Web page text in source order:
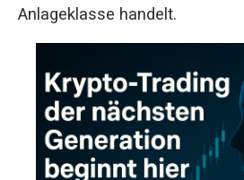
Anlageklasse handelt.